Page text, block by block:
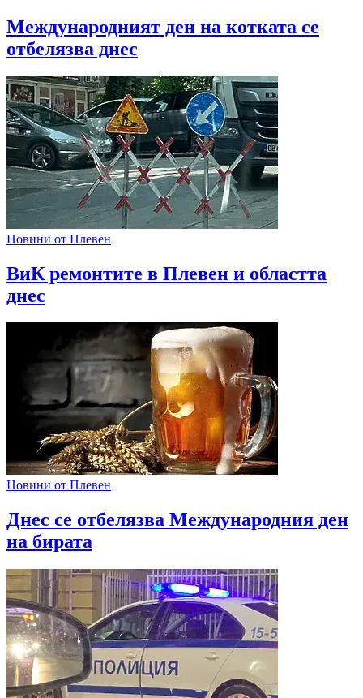
Международният ден на котката се
отбелязва днес
Новини от Плевен
ВиК ремонтите в Плевен и областта
днес
Новини от Плевен
Днес се отбелязва Международния ден
на бирата